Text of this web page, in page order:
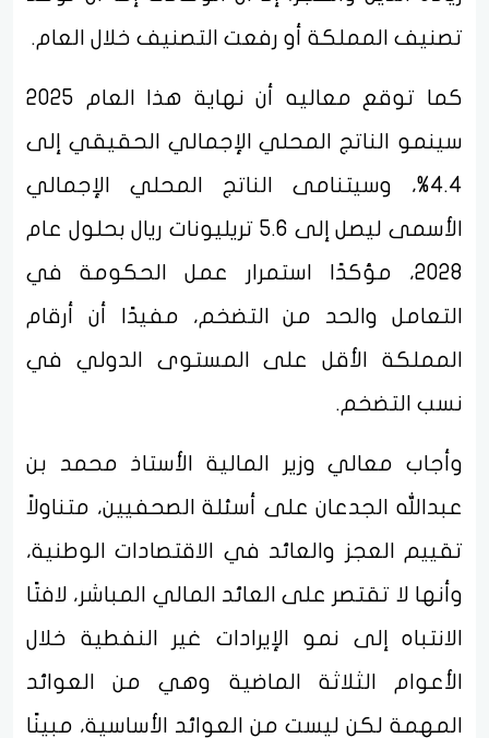
تصنيف المملكة أو رفعت التصنيف خلال العام.
كما توقع معاليه أن نهاية هذا العام 2025
سينمو الناتج المحلي الإجمالي الحقيقي إلى
4.4%، وسيتنامى الناتج المحلي الإجمالي
الأسمى ليصل إلى 5.6 تريليونات ريال بحلول عام
2028، مؤكدًا استمرار عمل الحكومة في
التعامل والحد من التضخم، مفيدًا أن أرقام
المملكة الأقل على المستوى الدولي في
نسب التضخم.
وأجاب معالي وزير المالية الأستاذ محمد بن
عبدالله الجدعان على أسئلة الصحفيين، متناولاً
تقييم العجز والعائد في الاقتصادات الوطنية،
وأنها لا تقتصر على العائد المالي المباشر، لافتًا
الانتباه إلى نمو الإيرادات غير النفطية خلال
الأعوام الثلاثة الماضية وهي من العوائد
المهمة لكن ليست من العوائد الأساسية، مبينًا